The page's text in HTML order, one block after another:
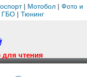
| Мотобол | Фото и
ГБО| Тюнинг
чтения